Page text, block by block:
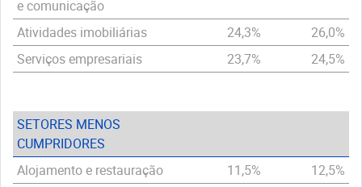
e comunicação
Atividades imobiliárias 24,3%
26,0%
Serviços empresariais
23,7% 24,5%
SETORES MENOS
CUMPRIDORES
Alojamento e restauração
11,5%
12,5%